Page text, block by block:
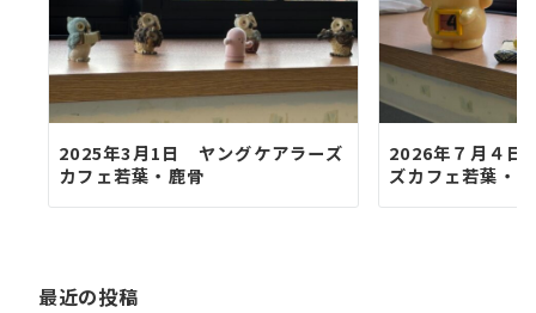
2025年3月1日 ヤングケアラーズ
カフェ若葉・鹿骨
2026年７月４
ズカフェ若葉・
最近の投稿